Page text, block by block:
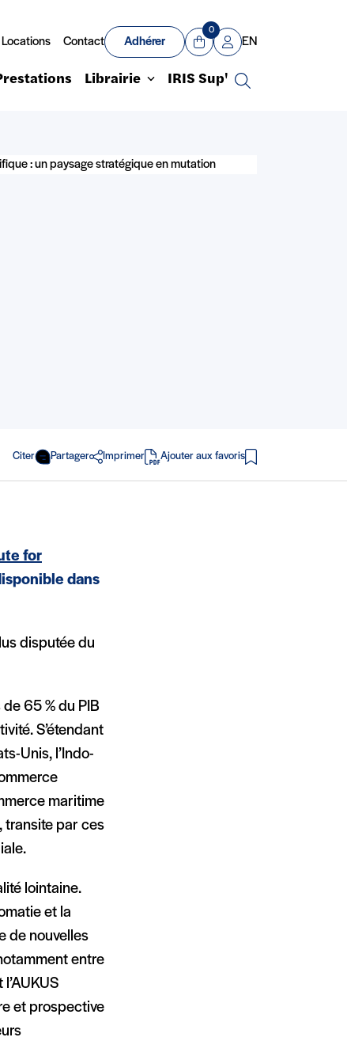
Locations Contact Adhérer
Panier
0
Mon compte
EN
Librairie IRIS Sup'
Recherche
Citer Partager Imprimer
en PDF
Ajouter aux favoris
for
dans
disputée du
65 % du PIB
S’étendant
Unis, l’Indo-
maritime
transite par ces
lointaine.
et la
de nouvelles
entre
et prospective